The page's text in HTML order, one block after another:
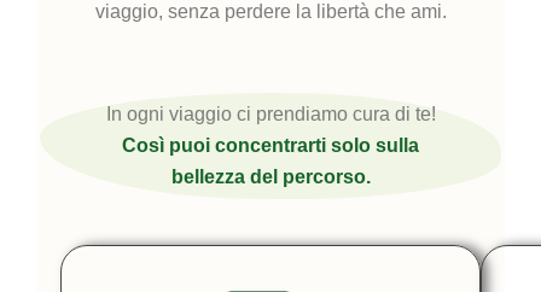
viaggio, senza perdere la libertà che ami.
In ogni viaggio ci prendiamo cura di te!
Così puoi concentrarti solo sulla
bellezza del percorso.